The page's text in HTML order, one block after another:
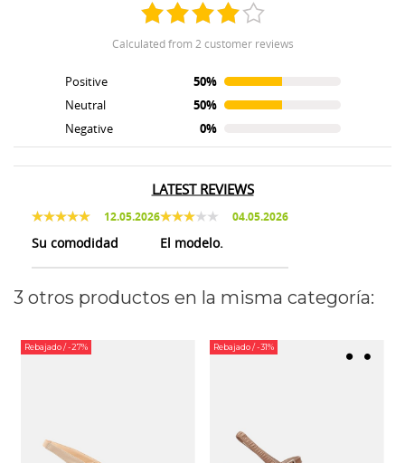
calculated from 2 customer reviews
Positive
50%
Neutral
50%
Negative
0%
LATEST REVIEWS
12.05.2026
Su comodidad
04.05.2026
El modelo.
3 otros productos en la misma categoría:
Rebajado/ -27% Rebajado/ -31%